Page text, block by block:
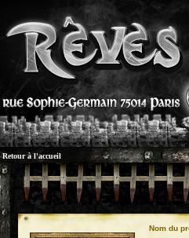
Retour à l'accueil
Nom du